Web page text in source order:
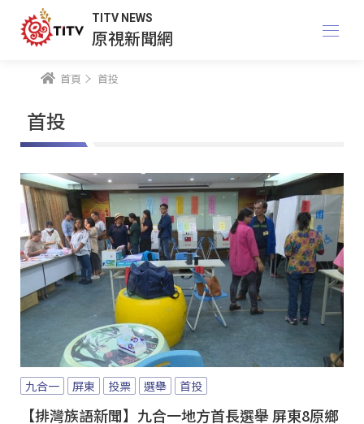
TITV NEWS
原視新聞網
首頁 首投
首投
九合一 屏東 投票 選舉 首投
【排灣族語新聞】九合一地方首長選舉 屏東8原鄉